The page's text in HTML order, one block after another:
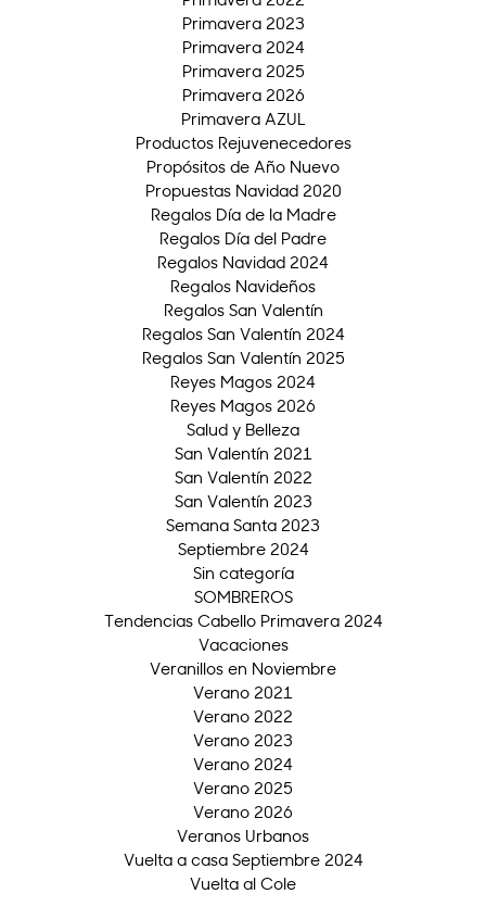
Primavera 2023
Primavera 2024
Primavera 2025
Primavera 2026
Primavera AZUL
Productos Rejuvenecedores
Propósitos de Año Nuevo
Propuestas Navidad 2020
Regalos Día de la Madre
Regalos Día del Padre
Regalos Navidad 2024
Regalos Navideños
Regalos San Valentín
Regalos San Valentín 2024
Regalos San Valentín 2025
Reyes Magos 2024
Reyes Magos 2026
Salud y Belleza
San Valentín 2021
San Valentín 2022
San Valentín 2023
Semana Santa 2023
Septiembre 2024
Sin categoría
SOMBREROS
Tendencias Cabello Primavera 2024
Vacaciones
Veranillos en Noviembre
Verano 2021
Verano 2022
Verano 2023
Verano 2024
Verano 2025
Verano 2026
Veranos Urbanos
Vuelta a casa Septiembre 2024
Vuelta al Cole